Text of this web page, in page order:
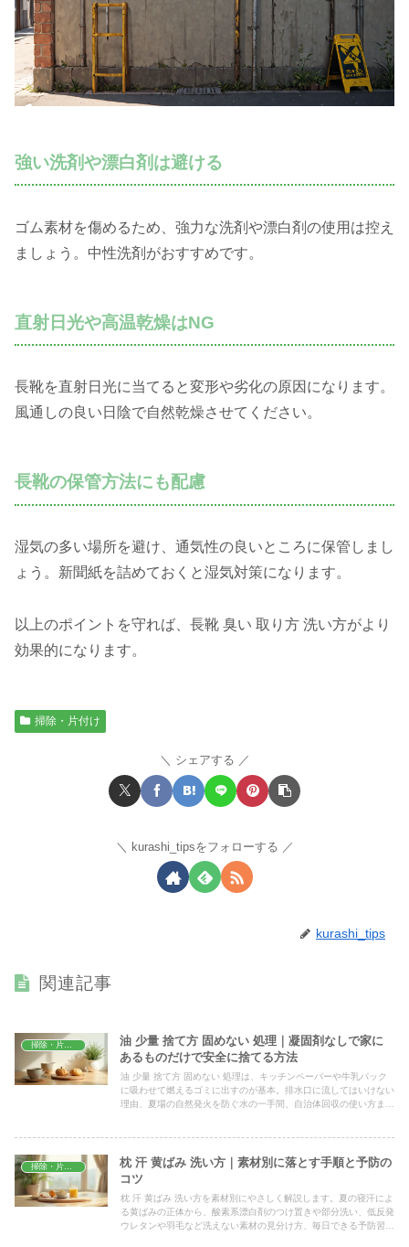
強い洗剤や漂白剤は避ける
ゴム素材を傷めるため、強力な洗剤や漂白剤の使用は控え
ましょう。中性洗剤がおすすめです。
直射日光や高温乾燥はNG
長靴を直射日光に当てると変形や劣化の原因になります。
風通しの良い日陰で自然乾燥させてください。
長靴の保管方法にも配慮
湿気の多い場所を避け、通気性の良いところに保管しまし
ょう。新聞紙を詰めておくと湿気対策になります。
以上のポイントを守れば、長靴 臭い 取り方 洗い方がより
効果的になります。
掃除・片付け
シェアする
kurashi_tipsをフォローする
kurashi_tips
関連記事
油 少量 捨て方 固めない 処理｜凝固剤なしで家に
あるものだけで安全に捨てる方法
油 少量 捨て方 固めない 処理は、キッチンペーパーや牛乳パック
に吸わせて燃えるゴミに出すのが基本。排水口に流してはいけない
理由、夏場の自然発火を防ぐ水の一手間、自治体回収の使い方ま
枕 汗 黄ばみ 洗い方｜素材別に落とす手順と予防の
コツ
枕 汗 黄ばみ 洗い方を素材別にやさしく解説します。夏の寝汗によ
る黄ばみの正体から、酸素系漂白剤のつけ置きや部分洗い、低反発
ウレタンや羽毛など洗えない素材の見分け方、毎日できる予防習慣